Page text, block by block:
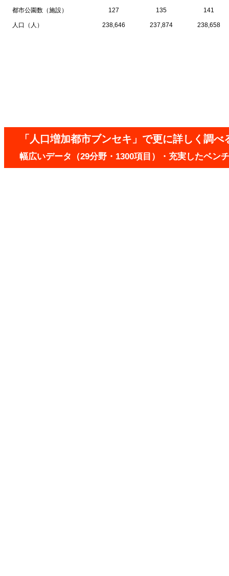
都市公園数（施設） 127 135 141
人口（人） 238,646 237,874 238,658
「人口増加都市ブンセキ」で更に詳しく調べ
幅広いデータ（29分野・1300項目）・充実したベン